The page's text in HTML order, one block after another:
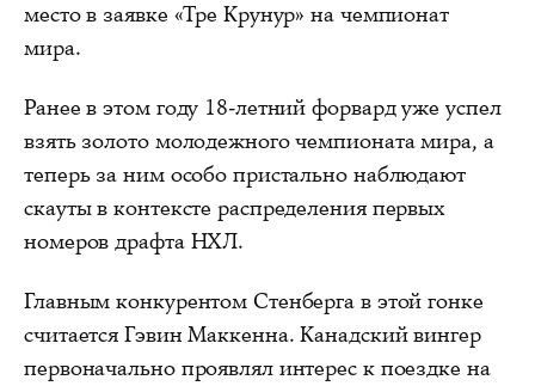
место в заявке «Тре Крунур» на чемпионат
мира.
Ранее в этом году 18-летний форвард уже успел
взять золото молодежного чемпионата мира, а
теперь за ним особо пристально наблюдают
скауты в контексте распределения первых
номеров драфта НХЛ.
Главным конкурентом Стенберга в этой гонке
считается Гэвин Маккенна. Канадский вингер
первоначально проявлял интерес к поездке на